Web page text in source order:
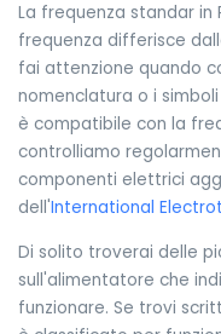
La frequenza standar in
frequenza differisce
fai attenzione quando
nomenclatura o i
è compatibile con la
controlliamo
componenti elettrici
dell'International
Di solito troverai delle
sull'alimentatore che
funzionare. Se trovi